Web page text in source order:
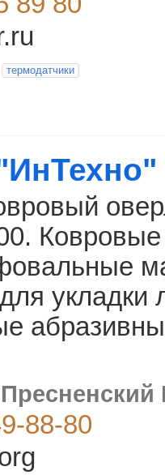
термодатчики
Ковровые
укладки
88-80